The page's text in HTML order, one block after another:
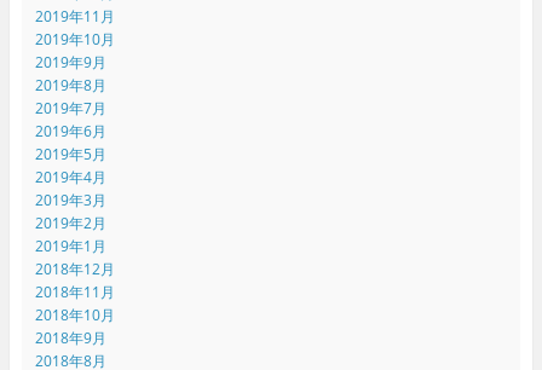
2019年11月
2019年10月
2019年9月
2019年8月
2019年7月
2019年6月
2019年5月
2019年4月
2019年3月
2019年2月
2019年1月
2018年12月
2018年11月
2018年10月
2018年9月
2018年8月